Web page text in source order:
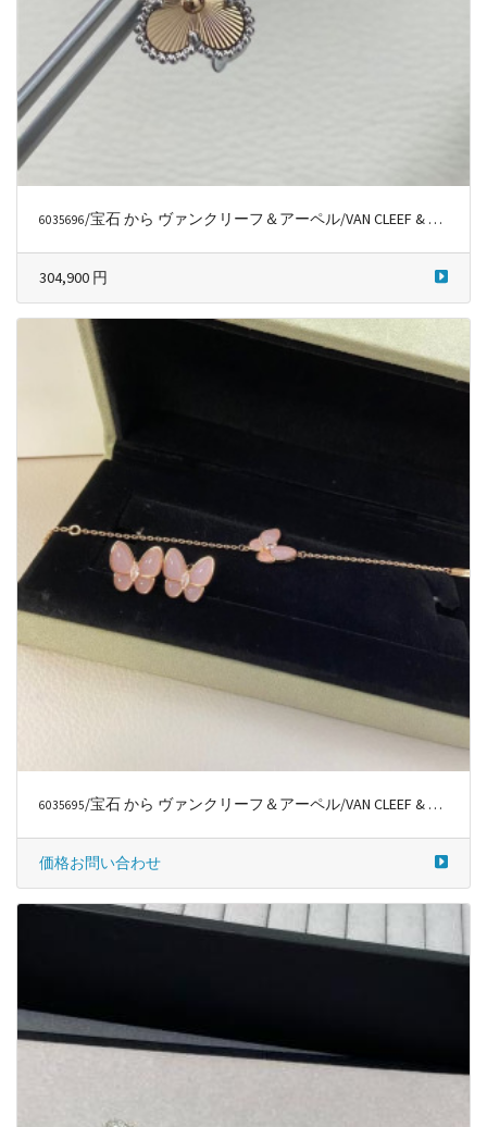
6035696/宝石 から ヴァンクリーフ＆アーペル/VAN CLEEF & ARPELS
304,900 円
6035695/宝石 から ヴァンクリーフ＆アーペル/VAN CLEEF & ARPELS
価格お問い合わせ